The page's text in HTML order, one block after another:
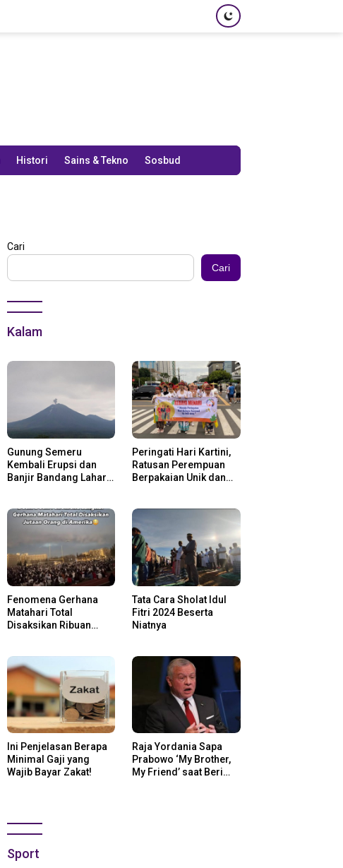
Histori Sains & Tekno Sosbud
Cari
Cari
Kalam
Gunung Semeru
Kembali Erupsi dan
Banjir Bandang Lahar
Peringati Hari Kartini,
Ratusan Perempuan
Berpakaian Unik dan
Fenomena Gerhana
Matahari Total
Disaksikan Ribuan
Tata Cara Sholat Idul
Fitri 2024 Beserta
Niatnya
Ini Penjelasan Berapa
Minimal Gaji yang
Wajib Bayar Zakat!
Raja Yordania Sapa
Prabowo ‘My Brother,
My Friend’ saat Beri
Sport